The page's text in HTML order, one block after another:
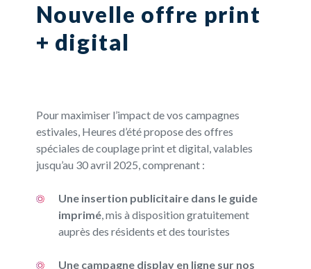
Nouvelle offre print
+ digital
Pour maximiser l’impact de vos campagnes
estivales, Heures d’été propose des offres
spéciales de couplage print et digital, valables
jusqu’au 30 avril 2025, comprenant :
Une insertion publicitaire dans le guide
imprimé, mis à disposition gratuitement
auprès des résidents et des touristes
Une campagne display en ligne sur nos